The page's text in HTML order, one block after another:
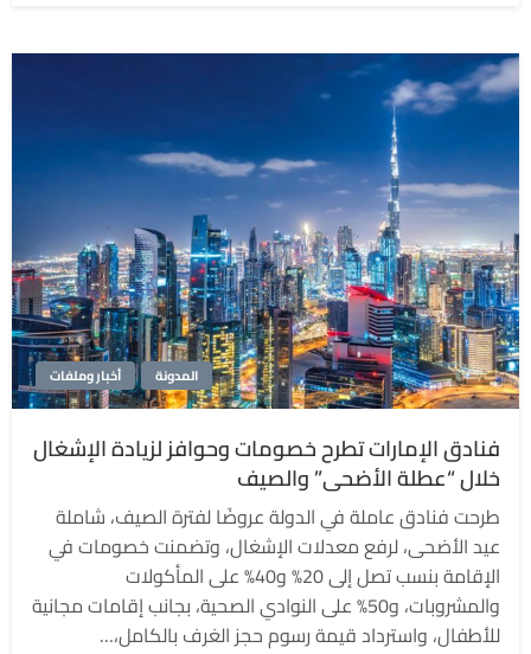
أخبار وملفات المدونة
فنادق الإمارات تطرح خصومات وحوافز لزيادة الإشغال
خلال “عطلة الأضحى” والصيف
طرحت فنادق عاملة في الدولة عروضًا لفترة الصيف، شاملة
عيد الأضحى، لرفع معدلات الإشغال، وتضمنت خصومات في
الإقامة بنسب تصل إلى 20% و40% على المأكولات
والمشروبات، و50% على النوادي الصحية، بجانب إقامات مجانية
للأطفال، واسترداد قيمة رسوم حجز الغرف بالكامل،…